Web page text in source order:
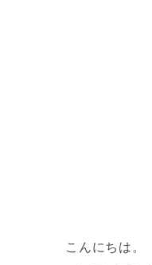
こんにちは。